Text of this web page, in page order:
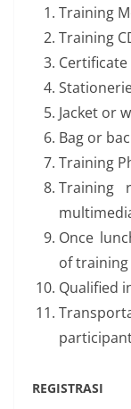
Training
Training
Certificate
Jacket or
Bag or
Training
Training
Once
of training
Qualified
REGISTRASI